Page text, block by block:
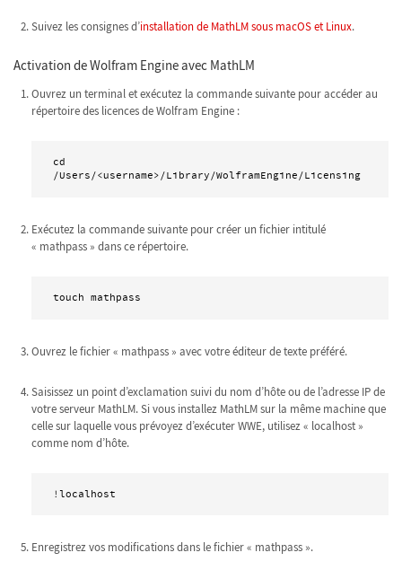
Suivez les consignes d’installation de MathLM sous macOS et Linux.
Activation de Wolfram Engine avec MathLM
Ouvrez un terminal et exécutez la commande suivante pour accéder au
répertoire des licences de Wolfram Engine :
cd
/Users/<username>/Library/WolframEngine/Licensing
Exécutez la commande suivante pour créer un fichier intitulé
« mathpass » dans ce répertoire.
touch mathpass
Ouvrez le fichier « mathpass » avec votre éditeur de texte préféré.
Saisissez un point d’exclamation suivi du nom d’hôte ou de l’adresse IP de
votre serveur MathLM. Si vous installez MathLM sur la même machine que
celle sur laquelle vous prévoyez d’exécuter WWE, utilisez « localhost »
comme nom d’hôte.
!localhost
Enregistrez vos modifications dans le fichier « mathpass ».